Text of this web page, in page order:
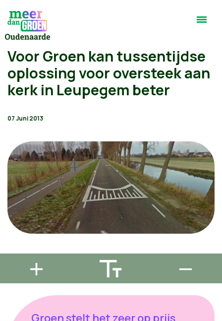
Voor Groen kan tussentijdse
oplossing voor oversteek aan
kerk in Leupegem beter
07 Juni 2013